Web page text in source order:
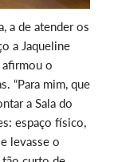
a de atender os
a Jaqueline
afirmou o
“Para mim, que
a Sala do
espaço físico,
levasse o